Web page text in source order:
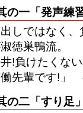
一「発声練習
しではなく、
徳巣鴨流。
!負けたくない
先輩です!」
二「すり足」